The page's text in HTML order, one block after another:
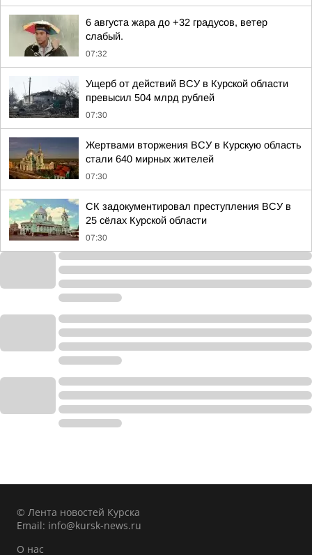
6 августа жара до +32 градусов, ветер
слабый.
07:32
Ущерб от действий ВСУ в Курской области
превысил 504 млрд рублей
07:30
Жертвами вторжения ВСУ в Курскую область
стали 640 мирных жителей
07:30
СК задокументировал преступления ВСУ в
25 сёлах Курской области
07:30
© Лента новостей Курска
Email: info@kursk-news.ru
О нас